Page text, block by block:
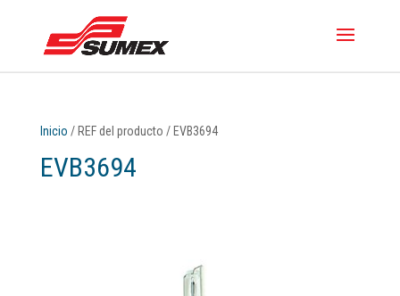
Inicio / REF del producto / EVB3694
EVB3694